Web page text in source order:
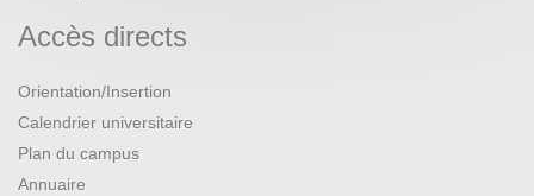
Accès directs
Orientation/Insertion
Calendrier universitaire
Plan du campus
Annuaire